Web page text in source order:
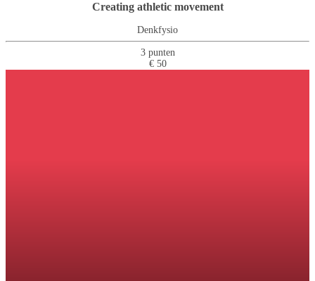
Creating athletic movement
Denkfysio
3 punten
€ 50